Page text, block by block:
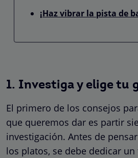
¡Haz vibrar la pista de
1. Investiga y elige tu
El primero de los consejos
que queremos dar es partir
investigación. Antes de
los platos, se debe dedicar